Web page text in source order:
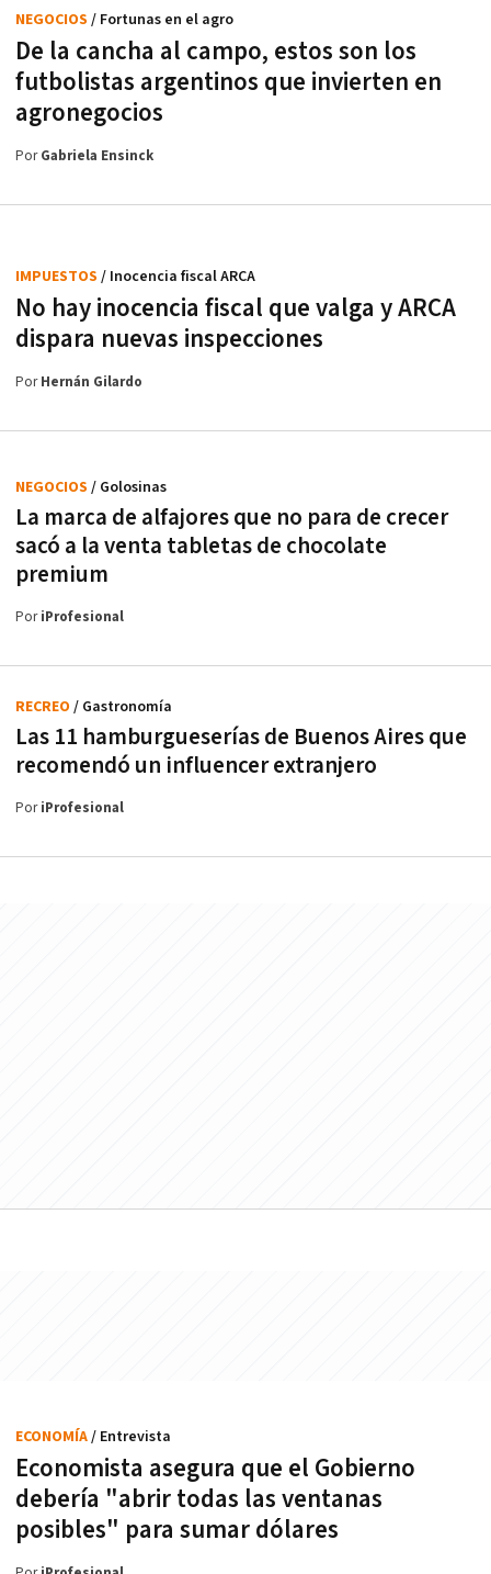
De la cancha al campo, estos son los
futbolistas argentinos que invierten en
agronegocios
NEGOCIOS / Fortunas en el agro
PorGabriela Ensinck
No hay inocencia fiscal que valga y ARCA
dispara nuevas inspecciones
IMPUESTOS / Inocencia fiscal ARCA
PorHernán Gilardo
La marca de alfajores que no para de crecer
sacó a la venta tabletas de chocolate
premium
NEGOCIOS / Golosinas
PoriProfesional
Las 11 hamburgueserías de Buenos Aires que
recomendó un influencer extranjero
RECREO / Gastronomía
PoriProfesional
Economista asegura que el Gobierno
debería "abrir todas las ventanas
posibles" para sumar dólares
ECONOMÍA/ Entrevista